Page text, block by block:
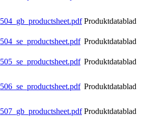
504_gb_productsheet.pdf Produktdatablad
504_se_productsheet.pdf Produktdatablad
505_se_productsheet.pdf Produktdatablad
506_se_productsheet.pdf Produktdatablad
507_gb_productsheet.pdf Produktdatablad